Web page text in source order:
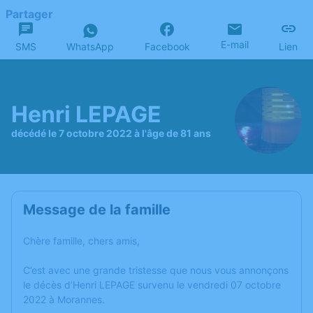
Partager
SMS WhatsApp Facebook E-mail Lien
Henri LEPAGE
décédé le 7 octobre 2022 à l'âge de 81 ans
Message de la famille
Chère famille, chers amis,
C’est avec une grande tristesse que nous vous annonçons
le décès d’Henri LEPAGE survenu le vendredi 07 octobre
2022 à Morannes.